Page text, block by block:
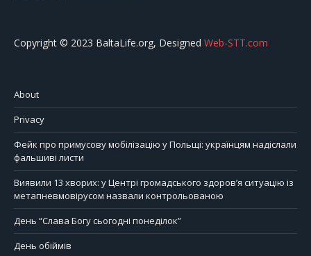
Copyright © 2023 BaltaLife.org, Designed Web-STT.com
About
Privacy
Фейк про примусову мобілізацію у Польщі: українцям надіслали
фальшиві листи
Виявили 13 хворих: у Центрі громадського здоров’я ситуацію із
метапневмовірусом назвали контрольованою
День “Слава Богу сьогодні понеділок”
День обіймів